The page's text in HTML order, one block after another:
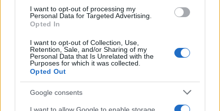
I want to opt-out of processing my
Personal Data for Targeted Advertising.
Opted In
I want to opt-out of Collection, Use,
Retention, Sale, and/or Sharing of my
Personal Data that Is Unrelated with the
Purposes for which it was collected.
Opted Out
Google consents